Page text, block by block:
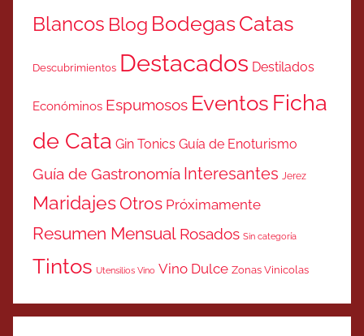
Blancos Blog BodegasCatas
Descubrimientos Destacados Destilados
Económinos Espumosos Eventos Ficha
de Cata Gin Tonics Guía de Enoturismo
Guía de Gastronomía Interesantes Jerez
MaridajesOtros Próximamente
Resumen Mensual Rosados Sin categoría
Tintos Utensilios Vino Vino Dulce Zonas Vinicolas